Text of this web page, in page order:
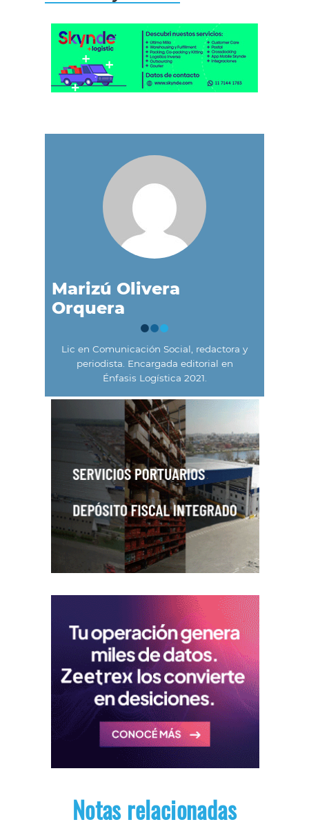
Marizú Olivera
Orquera
Lic en Comunicación Social, redactora y
periodista. Encargada editorial en
Énfasis Logística 2021.
Notas relacionadas